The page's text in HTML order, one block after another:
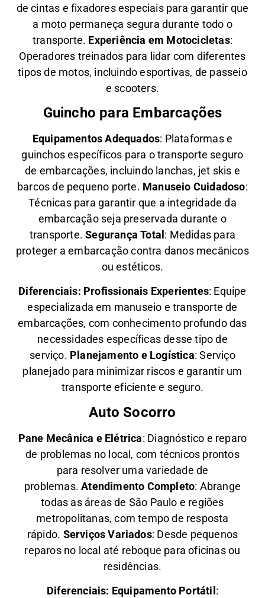
de cintas e fixadores especiais para garantir que
a moto permaneça segura durante todo o
transporte. Experiência em Motocicletas:
Operadores treinados para lidar com diferentes
tipos de motos, incluindo esportivas, de passeio
e scooters.
Guincho para Embarcações
Equipamentos Adequados: Plataformas e
guinchos específicos para o transporte seguro
de embarcações, incluindo lanchas, jet skis e
barcos de pequeno porte. Manuseio Cuidadoso:
Técnicas para garantir que a integridade da
embarcação seja preservada durante o
transporte.Segurança Total : Medidas para
proteger a embarcação contra danos mecânicos
ou estéticos.
Diferenciais: Profissionais Experientes: Equipe
especializada em manuseio e transporte de
embarcações, com conhecimento profundo das
necessidades específicas desse tipo de
serviço. Planejamento e Logística: Serviço
planejado para minimizar riscos e garantir um
transporte eficiente e seguro.
Auto Socorro
Pane Mecânica e Elétrica: Diagnóstico e reparo
de problemas no local, com técnicos prontos
para resolver uma variedade de
problemas.Atendimento Completo: Abrange
todas as áreas de São Paulo e regiões
metropolitanas, com tempo de resposta
rápido. Serviços Variados: Desde pequenos
reparos no local até reboque para oficinas ou
residências.
Diferenciais: Equipamento Portátil :